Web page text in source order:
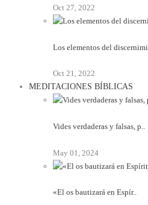
Oct 27, 2022
Los elementos del discernimi..
Oct 21, 2022
MEDITACIONES BÍBLICAS
Vides verdaderas y falsas, p..
May 01, 2024
«El os bautizará en Espír..